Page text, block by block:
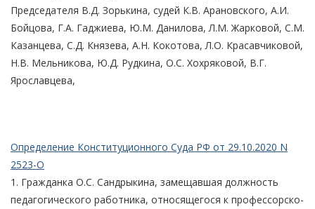
Председателя В.Д. Зорькина, судей К.В. Арановского, А.И.
Бойцова, Г.А. Гаджиева, Ю.М. Данилова, Л.М. Жарковой, С.М.
Казанцева, С.Д. Князева, А.Н. Кокотова, Л.О. Красавчиковой,
Н.В. Мельникова, Ю.Д. Рудкина, О.С. Хохряковой, В.Г.
Ярославцева,
Определение Конституционного Суда РФ от 29.10.2020 N
2523-О
1. Гражданка О.С. Сандрыкина, замещавшая должность
педагогического работника, относящегося к профессорско-